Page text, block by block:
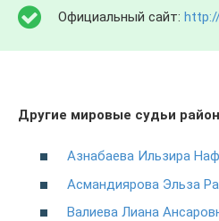
Официальный сайт:
Другие мировые судьи
Азнабаева Ильзира
Асмандиярова Эльза
Валиева Лиана